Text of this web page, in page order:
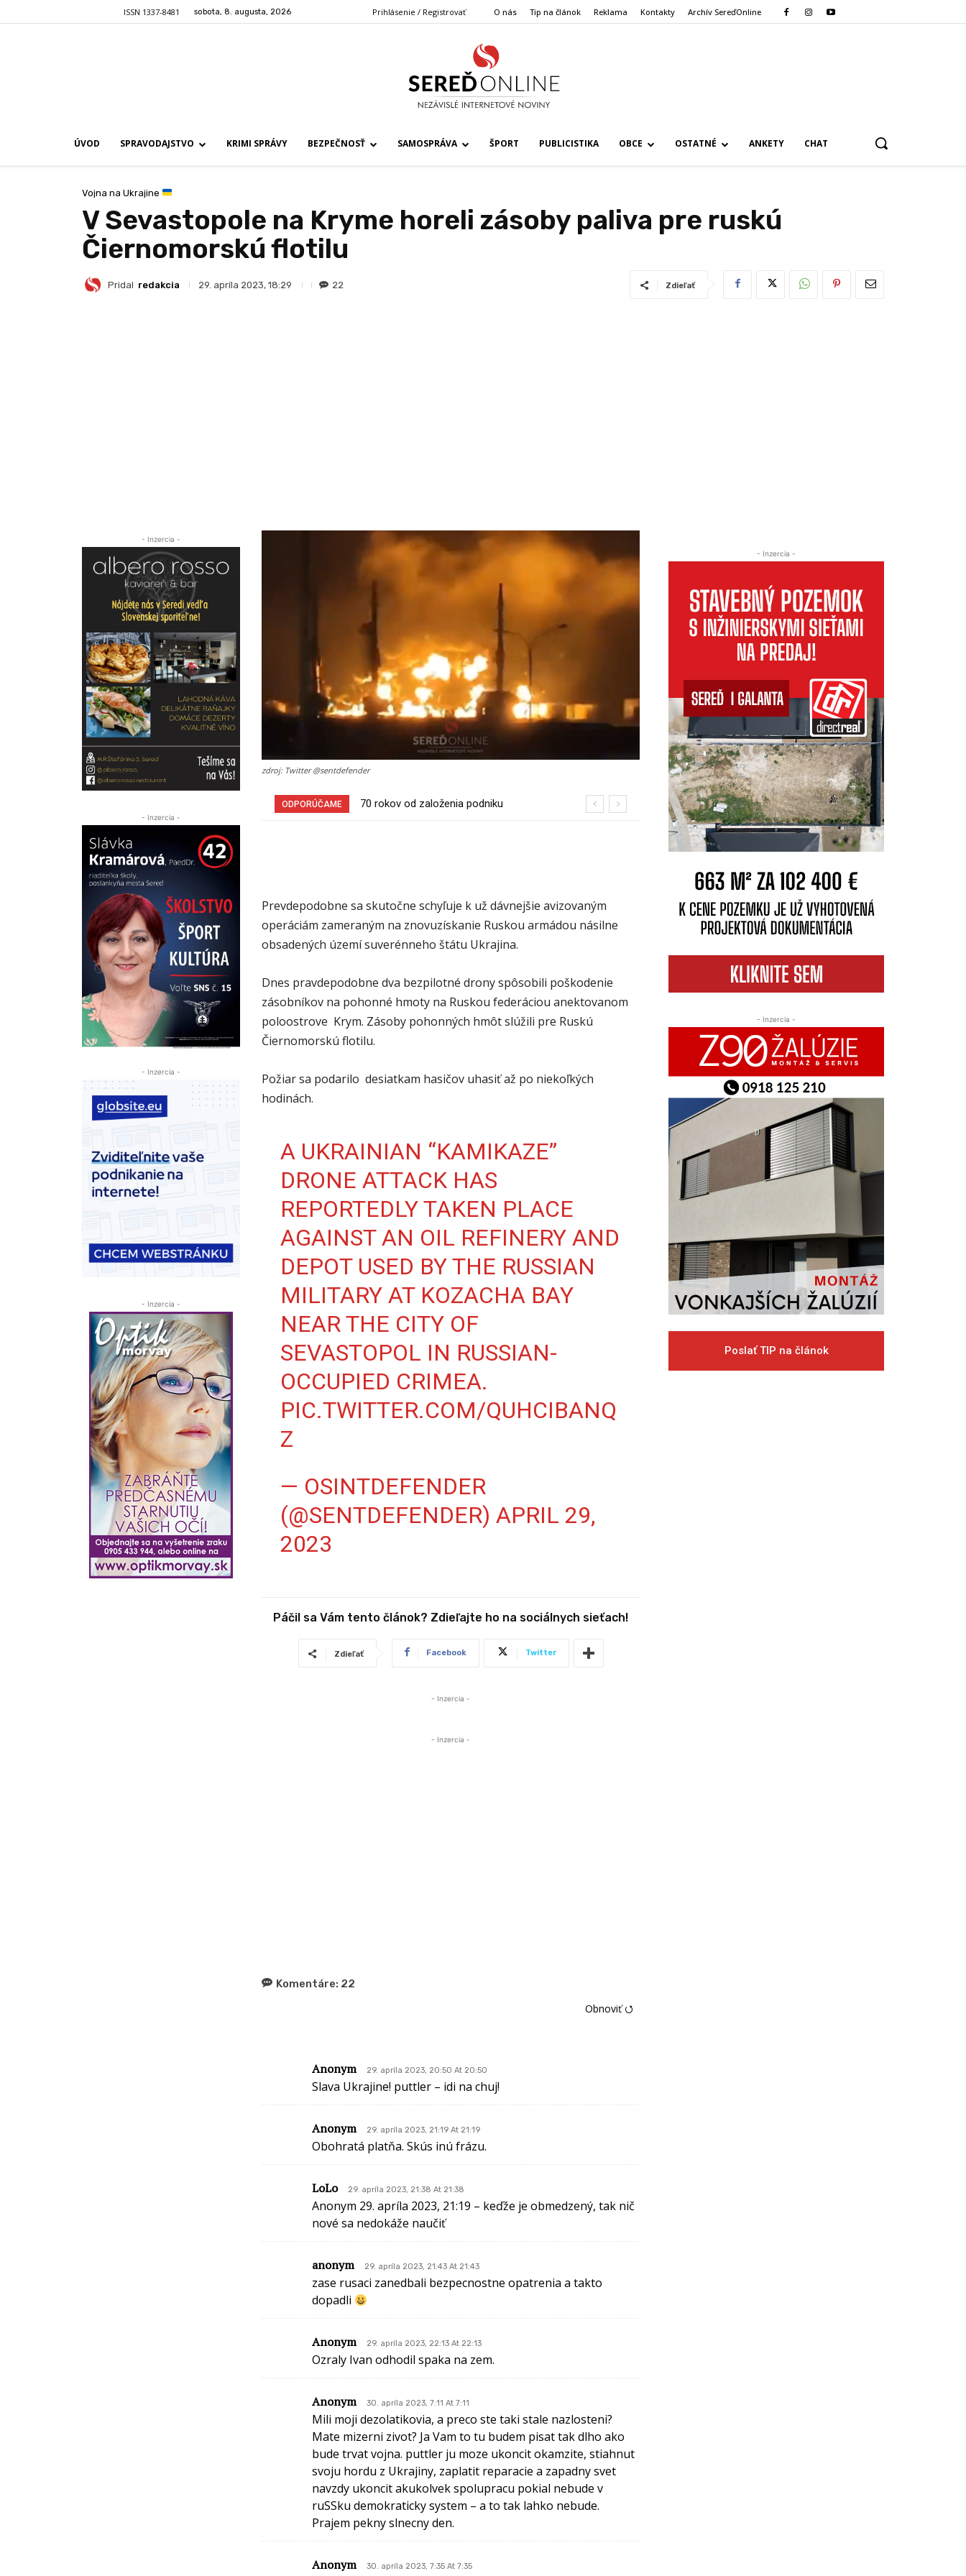
ISSN 1337-8481 sobota, 8. augusta, 2026 Prihlásenie / Registrovať O nás Tip na článok Reklama Kontakty Archív SereďOnline
ÚVOD SPRAVODAJSTVO KRIMI SPRÁVY BEZPEČNOSŤ SAMOSPRÁVA ŠPORT PUBLICISTIKA OBCE OSTATNÉ ANKETY CHAT
Vojna na Ukrajine
V Sevastopole na Kryme horeli zásoby paliva pre ruskú
Čiernomorskú flotilu
Pridal redakcia 29. apríla 2023, 18:29 22 Zdieľať
- Inzercia -
- Inzercia -
- Inzercia -
- Inzercia -
zdroj: Twitter @sentdefender
ODPORÚČAME
70 rokov od založenia podniku
Pri venčení na Jesenského ulici mal
Prevdepodobne sa skutočne schyľuje k už dávnejšie avizovaným
operáciám zameraným na znovuzískanie Ruskou armádou násilne
obsadených území suverénneho štátu Ukrajina.
Dnes pravdepodobne dva bezpilotné drony spôsobili poškodenie
zásobníkov na pohonné hmoty na Ruskou federáciou anektovanom
poloostrove Krym. Zásoby pohonných hmôt slúžili pre Ruskú
Čiernomorskú flotilu.
Požiar sa podarilo desiatkam hasičov uhasiť až po niekoľkých
hodinách.
A UKRAINIAN “KAMIKAZE”
DRONE ATTACK HAS
REPORTEDLY TAKEN PLACE
AGAINST AN OIL REFINERY AND
DEPOT USED BY THE RUSSIAN
MILITARY AT KOZACHA BAY
NEAR THE CITY OF
SEVASTOPOL IN RUSSIAN-
OCCUPIED CRIMEA.
PIC.TWITTER.COM/QUHCIBANQ
Z
— OSINTDEFENDER
(@SENTDEFENDER)APRIL 29,
2023
Páčil sa Vám tento článok? Zdieľajte ho na sociálnych sieťach!
Zdieľať Facebook Twitter
- Inzercia -
- Inzercia -
Komentáre: 22
Obnoviť ⭯
Anonym 29. apríla 2023, 20:50 At 20:50
Slava Ukrajine! puttler – idi na chuj!
Anonym 29. apríla 2023, 21:19 At 21:19
Obohratá platňa. Skús inú frázu.
LoLo 29. apríla 2023, 21:38 At 21:38
Anonym 29. apríla 2023, 21:19 – keďže je obmedzený, tak nič
nové sa nedokáže naučiť
anonym 29. apríla 2023, 21:43 At 21:43
zase rusaci zanedbali bezpecnostne opatrenia a takto
dopadli
Anonym 29. apríla 2023, 22:13 At 22:13
Ozraly Ivan odhodil spaka na zem.
Anonym 30. apríla 2023, 7:11 At 7:11
Mili moji dezolatikovia, a preco ste taki stale nazlosteni?
Mate mizerni zivot? Ja Vam to tu budem pisat tak dlho ako
bude trvat vojna. puttler ju moze ukoncit okamzite, stiahnut
svoju hordu z Ukrajiny, zaplatit reparacie a zapadny svet
navzdy ukoncit akukolvek spolupracu pokial nebude v
ruSSku demokraticky system – a to tak lahko nebude.
Prajem pekny slnecny den.
Anonym 30. apríla 2023, 7:35 At 7:35
- Inzercia -
- Inzercia -
Poslať TIP na článok